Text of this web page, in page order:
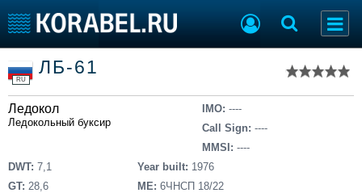
Тип судна
Добавить судно
Добавить проект
Последние 100
Пульс
Новости
Торговая площадка
Доска объявлений
Продажа флота
RU
ЛБ-61
Ледокол
Ледокольный буксир
IMO: ----
Call Sign: ----
MMSI: ----
DWT: 7,1
GT: 28,6
Year built: 1976
ME: 6ЧНСП 18/22